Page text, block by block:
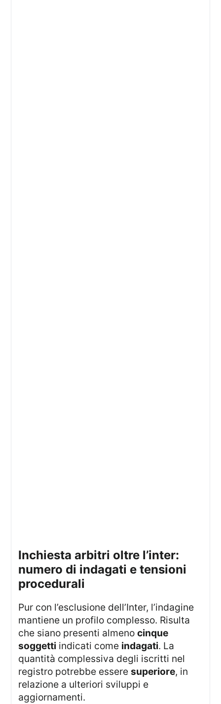
inchiesta arbitri oltre l’inter:
numero di indagati e tensioni
procedurali
Pur con l’esclusione dell’Inter, l’indagine
mantiene un profilo complesso. Risulta
che siano presenti almenocinque
soggetti indicati come indagati. La
quantità complessiva degli iscritti nel
registro potrebbe esseresuperiore, in
relazione a ulteriori sviluppi e
aggiornamenti.